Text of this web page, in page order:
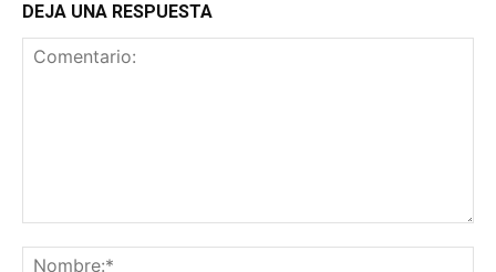
DEJA UNA RESPUESTA